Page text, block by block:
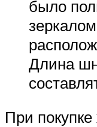
было
Длина
При